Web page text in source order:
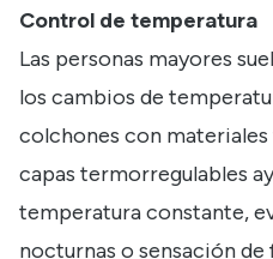
Control de temperatura
Las personas mayores
los cambios de
colchones con
capas termorregulables
temperatura constante,
nocturnas o sensación de